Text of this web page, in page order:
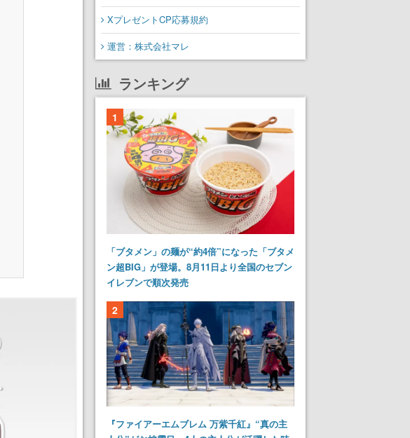
XプレゼントCP応募規約
運営：株式会社マレ
ランキング
1
「ブタメン」の麺が“約4倍”になった「ブタメ
ン超BIG」が登場。8月11日より全国のセブン
イレブンで順次発売
2
『ファイアーエムブレム 万紫千紅』“真の主